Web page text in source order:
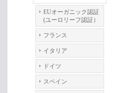
EUオーガニック認証
(ユーロリーフ認証）
フランス
イタリア
ドイツ
スペイン